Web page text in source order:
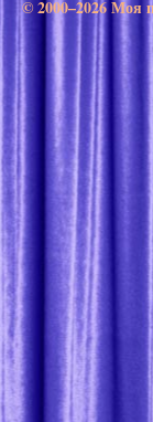
© 2000–2026 Моя